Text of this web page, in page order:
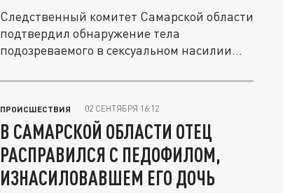
Следственный комитет Самарской области
подтвердил обнаружение тела
подозреваемого в сексуальном насилии
ПРОИСШЕСТВИЯ 02 СЕНТЯБРЯ 16:12
В САМАРСКОЙ ОБЛАСТИ ОТЕЦ
РАСПРАВИЛСЯ С ПЕДОФИЛОМ,
ИЗНАСИЛОВАВШЕМ ЕГО ДОЧЬ